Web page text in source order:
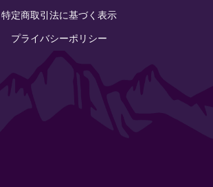
特定商取引法に基づく表示
プライバシーポリシー